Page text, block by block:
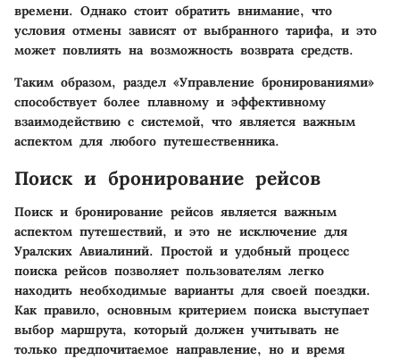
времени. Однако стоит обратить внимание, что
условия отмены зависят от выбранного тарифа, и это
может повлиять на возможность возврата средств.
Таким образом, раздел «Управление бронированиями»
способствует более плавному и эффективному
взаимодействию с системой, что является важным
аспектом для любого путешественника.
Поиск и бронирование рейсов
Поиск и бронирование рейсов является важным
аспектом путешествий, и это не исключение для
Уралских Авиалиний. Простой и удобный процесс
поиска рейсов позволяет пользователям легко
находить необходимые варианты для своей поездки.
Как правило, основным критерием поиска выступает
выбор маршрута, который должен учитывать не
только предпочитаемое направление, но и время